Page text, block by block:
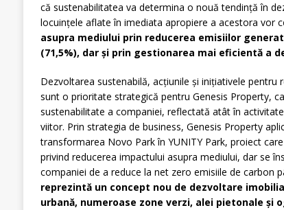
că sustenabilitatea va determina o nouă tendință în
locuințele aflate în imediata apropiere a acestora vor
asupra mediului prin reducerea emisiilor
(71,5%), dar și prin gestionarea mai eficientă a
Dezvoltarea sustenabilă, acțiunile și inițiativele pentru
sunt o prioritate strategică pentru Genesis Property,
sustenabilitate a companiei, reflectată atât în
viitor. Prin strategia de business, Genesis Property
transformarea Novo Park în YUNITY Park, proiect
privind reducerea impactului asupra mediului, dar se
companiei de a reduce la net zero emisiile de carbon
reprezintă un concept nou de dezvoltare
urbană, numeroase zone verzi, alei pietonale și